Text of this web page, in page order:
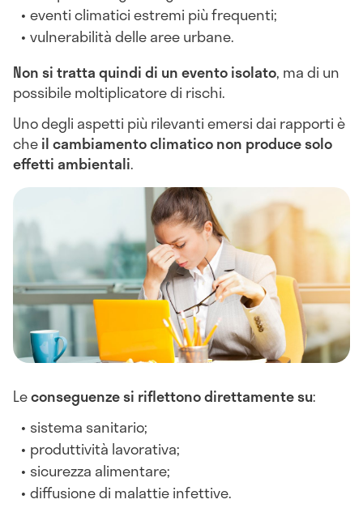
eventi climatici estremi più frequenti;
vulnerabilità delle aree urbane.
Non si tratta quindi di un evento isolato, ma di un
possibile moltiplicatore di rischi.
Uno degli aspetti più rilevanti emersi dai rapporti è
cheil cambiamento climatico non produce solo
effetti ambientali.
Leconseguenze si riflettono direttamente su:
sistema sanitario;
produttività lavorativa;
sicurezza alimentare;
diffusione di malattie infettive.